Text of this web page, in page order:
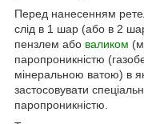
Перед нанесенням
слід в 1 шар (або в 2
пензлем або валиком
паропроникністю
мінеральною ватою) в
застосовувати
паропроникністю.